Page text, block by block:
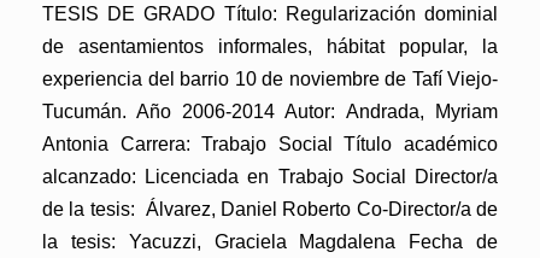
TESIS DE GRADO Título: Regularización dominial
de asentamientos informales, hábitat popular, la
experiencia del barrio 10 de noviembre de Tafí Viejo-
Tucumán. Año 2006-2014 Autor: Andrada, Myriam
Antonia Carrera: Trabajo Social Título académico
alcanzado: Licenciada en Trabajo Social Director/a
de la tesis: Álvarez, Daniel Roberto Co-Director/a de
la tesis: Yacuzzi, Graciela Magdalena Fecha de